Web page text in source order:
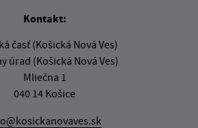
Kontakt:
časť (Košická Nová Ves)
úrad (Košická Nová Ves)
Mliečna 1
040 14 Košice